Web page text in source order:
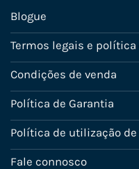
Blogue
Termos legais e
Condições de venda
Política de Garantia
Política de utilização
Fale connosco